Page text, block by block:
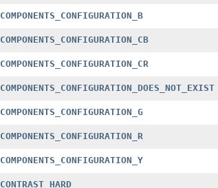
COMPONENTS_CONFIGURATION_B
COMPONENTS_CONFIGURATION_CB
COMPONENTS_CONFIGURATION_CR
COMPONENTS_CONFIGURATION_DOES_NOT_EXIST
COMPONENTS_CONFIGURATION_G
COMPONENTS_CONFIGURATION_R
COMPONENTS_CONFIGURATION_Y
CONTRAST_HARD